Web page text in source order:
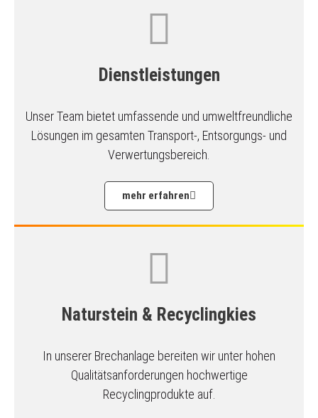
Dienstleistungen
Unser Team bietet umfassende und umwelt­freundliche
Lösungen im gesamten Transport-, Entsorgungs- und
Verwertungsbereich.
mehr erfahren
Naturstein & Recyclingkies
In unserer Brechanlage bereiten wir unter hohen
Qualitätsanforderungen hochwertige
Recyclingprodukte auf.